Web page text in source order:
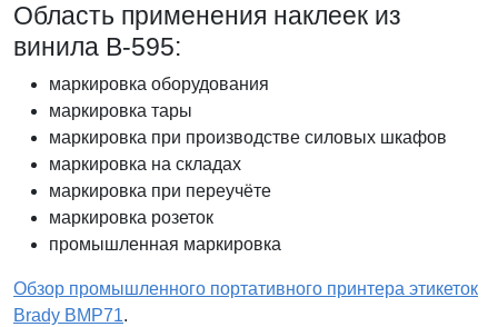
Область применения наклеек из
винила В-595:
маркировка оборудования
маркировка тары
маркировка при производстве силовых шкафов
маркировка на складах
маркировка при переучёте
маркировка розеток
промышленная маркировка
Обзор промышленного портативного принтера этикеток
Brady BMP71.